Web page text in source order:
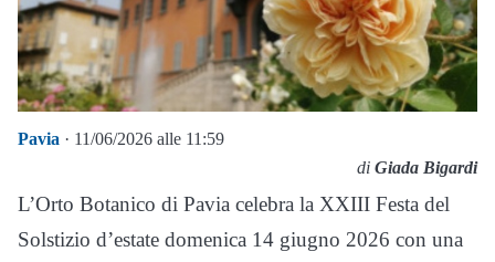
Pavia · 11/06/2026 alle 11:59
di Giada Bigardi
L’Orto Botanico di Pavia celebra la XXIII Festa del
Solstizio d’estate domenica 14 giugno 2026 con una